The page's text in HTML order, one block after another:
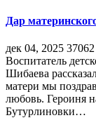
Дар
дек 04, 2025 37062
Воспитатель
Шибаева
матери мы
любовь. Героиня
Бутурлиновки…